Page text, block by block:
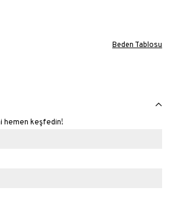
Beden Tablosu
hemen keşfedin!